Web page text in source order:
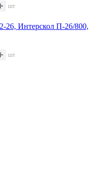
шт
26, Интерскол П-26/800,
шт